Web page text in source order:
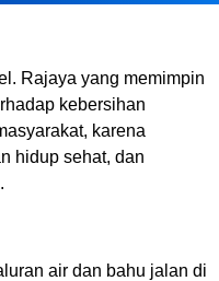
Rajaya yang memimpin
kebersihan
karena
hidup sehat, dan
air dan bahu jalan di